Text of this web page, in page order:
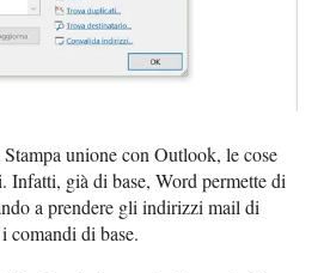
unione con Outlook, le cose
Infatti, già di base, Word permette di
a prendere gli indirizzi mail di
comandi di base.